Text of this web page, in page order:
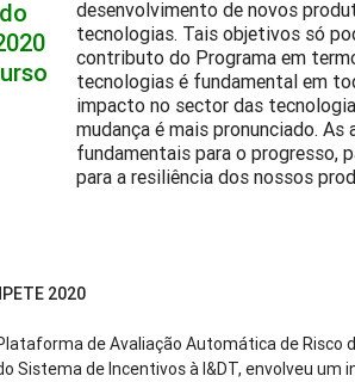
desenvolvimento de novos
tecnologias. Tais objetivos só
contributo do Programa em
tecnologias é fundamental em
impacto no sector das
mudança é mais pronunciado.
fundamentais para o progresso,
para a resiliência dos nossos
2020
de Avaliação Automática de Risco
Sistema de Incentivos à I&DT, envolveu